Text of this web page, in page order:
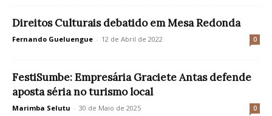
Direitos Culturais debatido em Mesa Redonda
Fernando Gueluengue - 12 de Abril de 2022 0
FestiSumbe: Empresária Graciete Antas defende
aposta séria no turismo local
Marimba Selutu - 30 de Maio de 2025 0